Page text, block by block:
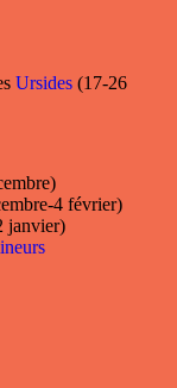
Ursides (17-26
4 février)
janvier)